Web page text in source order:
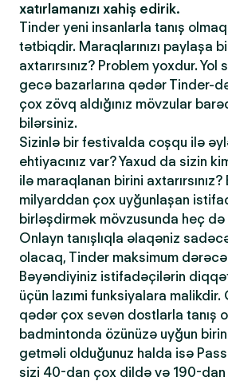
xatırlamanızı xahiş edirik.
Tinder yeni insanlarla tanış
tətbiqdir. Maraqlarınızı paylaşa
axtarırsınız? Problem yoxdur.
gecə bazarlarına qədər Tinder-
çox zövq aldığınız mövzular
bilərsiniz.
Sizinlə bir festivalda coşqu ilə
ehtiyacınız var? Yaxud da sizin
ilə maraqlanan birini
milyarddan çox uyğunlaşan
birləşdirmək mövzusunda heç
Onlayn tanışlıqla əlaqəniz
olacaq, Tinder maksimum
Bəyəndiyiniz istifadəçilərin
üçün lazımi funksiyalara malikdir.
qədər çox sevən dostlarla tanış
badmintonda özünüzə uyğun
getməli olduğunuz halda isə
sizi 40-dan çox dildə və 190-